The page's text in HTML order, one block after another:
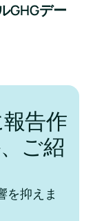
GHGデー
告作
ご紹
を抑えま